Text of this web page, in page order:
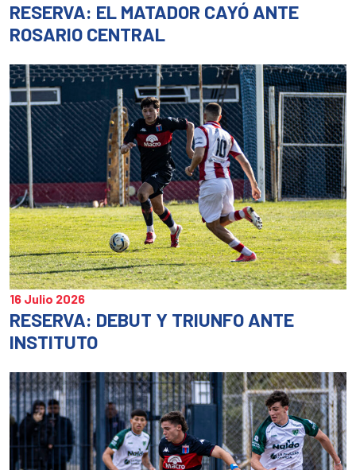
RESERVA: EL MATADOR CAYÓ ANTE
ROSARIO CENTRAL
16 Julio 2026
RESERVA: DEBUT Y TRIUNFO ANTE
INSTITUTO